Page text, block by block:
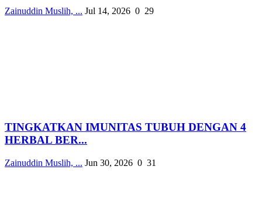
Zainuddin Muslih, ... Jul 14, 2026 0 29
TINGKATKAN IMUNITAS TUBUH DENGAN 4
HERBAL BER...
Zainuddin Muslih, ... Jun 30, 2026 0 31